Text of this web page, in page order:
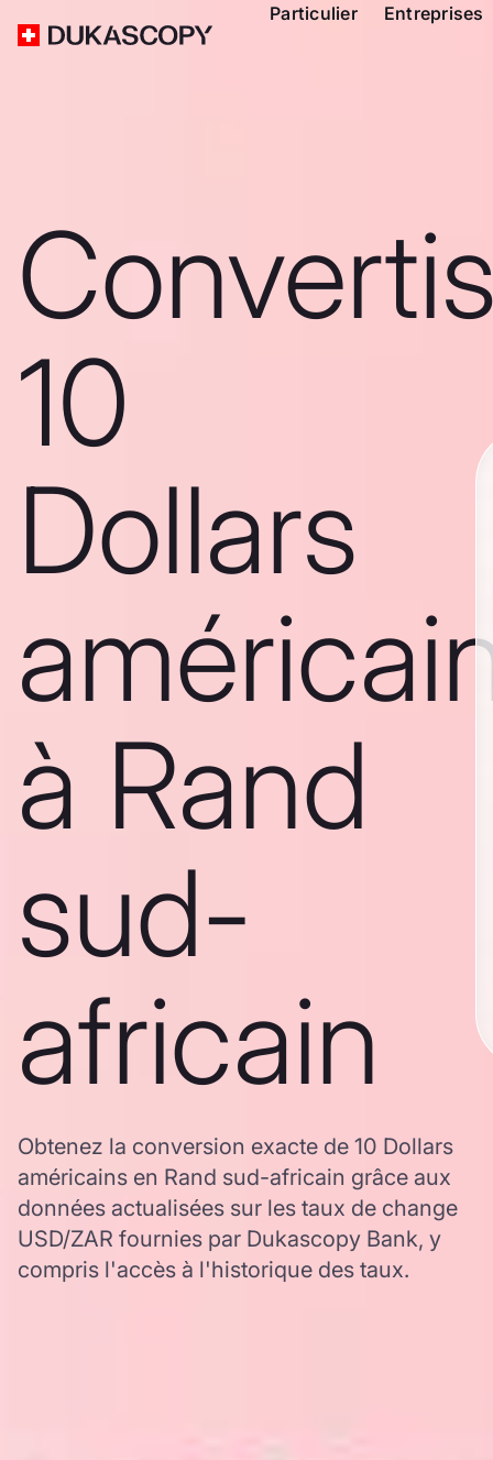
Particulier Entreprises
10
Dollars
à Rand
sud-
africain
Obtenez la conversion exacte de 10 Dollars
américains en Rand sud-africain grâce aux
données actualisées sur les taux de change
USD/ZAR fournies par Dukascopy Bank, y
compris l'accès à l'historique des taux.